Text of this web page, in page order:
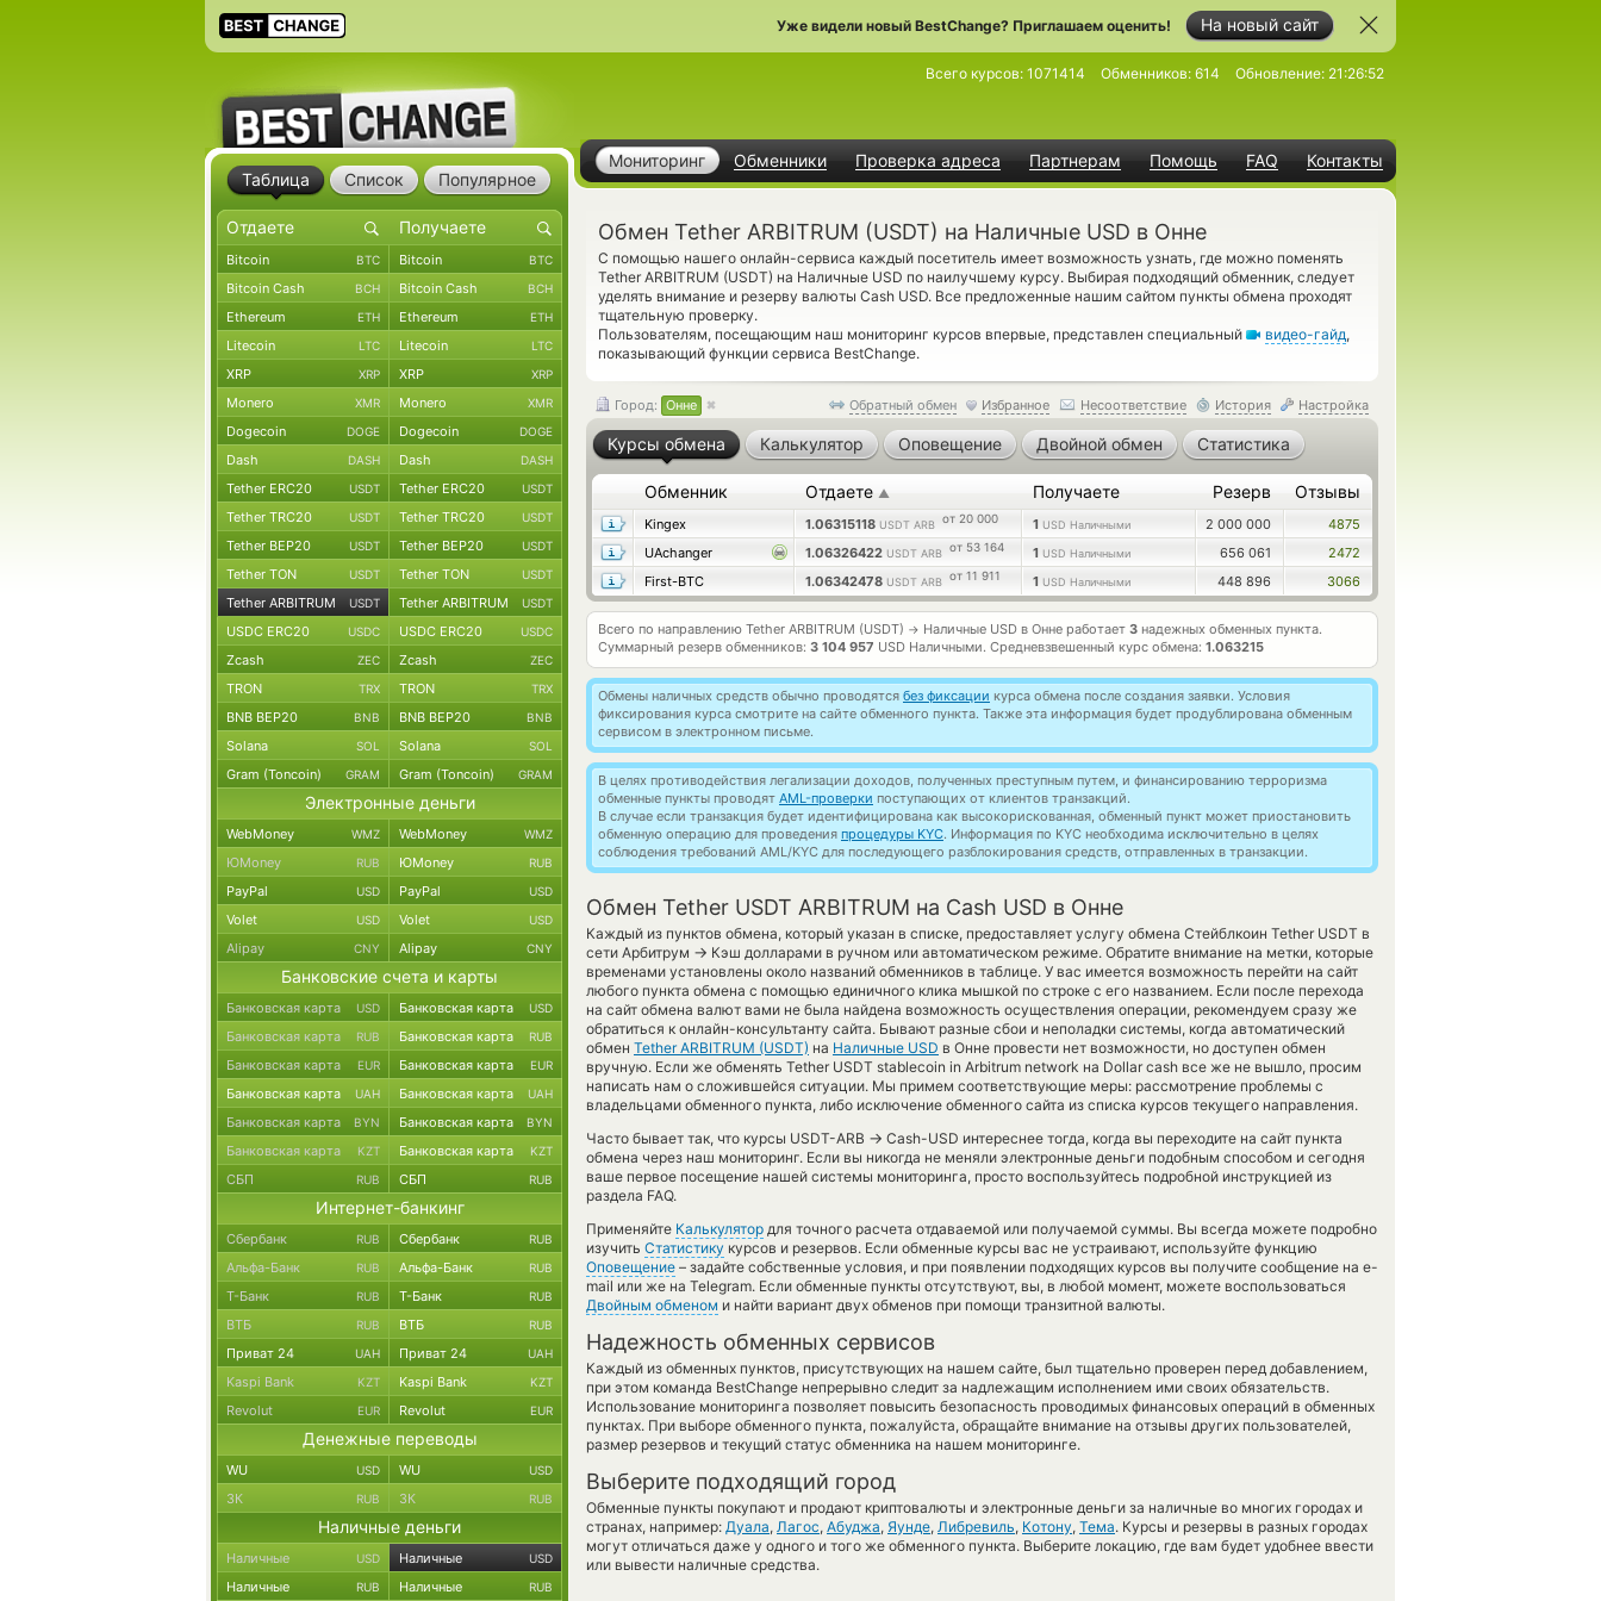
На новый сайт
Уже видели новый BestChange? Приглашаем оценить!
Мониторинг Обменники Проверка адреса Партнерам Помощь FAQ Контакты
Всего курсов: 1071414 Обменников: 614 Обновление: 21:26:52
Обмен Tether ARBITRUM (USDT) на Наличные USD в Онне
С помощью нашего онлайн-сервиса каждый посетитель имеет возможность узнать, где можно поменять
Tether ARBITRUM (USDT) на Наличные USD по наилучшему курсу. Выбирая подходящий обменник, следует
уделять внимание и резерву валюты Cash USD. Все предложенные нашим сайтом пункты обмена проходят
тщательную проверку.
Пользователям, посещающим наш мониторинг курсов впервые, представлен специальный
видео-гайд,
показывающий функции сервиса BestChange.
Обратный обмен Избранное Несоответствие История Настройка
Город: Онне
Курсы обмена Калькулятор Оповещение Двойной обмен Статистика
Обменник Отдаете ▲ Получаете Резерв Отзывы
Kingex 1.06315118 USDT ARB от 20 000 1 USD Наличными 2 000 000
4875
UAchanger
1.06326422 USDT ARB от 53 164 1 USD Наличными 656 061
2472
First-BTC
1.06342478 USDT ARB от 11 911 1 USD Наличными 448 896 3066
Всего по направлению Tether ARBITRUM (USDT) → Наличные USD в Онне работает 3 надежных обменных пункта.
Суммарный резерв обменников: 3 104 957 USD Наличными. Средневзвешенный курс обмена: 1.063215
Обмены наличных средств обычно проводятся без фиксации курса обмена после создания заявки. Условия
фиксирования курса смотрите на сайте обменного пункта. Также эта информация будет продублирована обменным
сервисом в электронном письме.
В целях противодействия легализации доходов, полученных преступным путем, и финансированию терроризма
обменные пункты проводят AML-проверки поступающих от клиентов транзакций.
В случае если транзакция будет идентифицирована как высокорискованная, обменный пункт может приостановить
обменную операцию для проведения процедуры KYC. Информация по KYC необходима исключительно в целях
соблюдения требований AML/KYC для последующего разблокирования средств, отправленных в транзакции.
Обмен Tether USDT ARBITRUM на Cash USD в Онне
Каждый из пунктов обмена, который указан в списке, предоставляет услугу обмена Стейблкоин Tether USDT в
сети Арбитрум → Кэш долларами в ручном или автоматическом режиме. Обратите внимание на метки, которые
временами установлены около названий обменников в таблице. У вас имеется возможность перейти на сайт
любого пункта обмена с помощью единичного клика мышкой по строке с его названием. Если после перехода
на сайт обмена валют вами не была найдена возможность осуществления операции, рекомендуем сразу же
обратиться к онлайн-консультанту сайта. Бывают разные сбои и неполадки системы, когда автоматический
обмен Tether ARBITRUM (USDT) на Наличные USD в Онне провести нет возможности, но доступен обмен
вручную. Если же обменять Tether USDT stablecoin in Arbitrum network на Dollar cash все же не вышло, просим
написать нам о сложившейся ситуации. Мы примем соответствующие меры: рассмотрение проблемы с
владельцами обменного пункта, либо исключение обменного сайта из списка курсов текущего направления.
Часто бывает так, что курсы USDT-ARB → Cash-USD интереснее тогда, когда вы переходите на сайт пункта
обмена через наш мониторинг. Если вы никогда не меняли электронные деньги подобным способом и сегодня
ваше первое посещение нашей системы мониторинга, просто воспользуйтесь подробной инструкцией из
раздела FAQ.
Применяйте Калькулятор для точного расчета отдаваемой или получаемой суммы. Вы всегда можете подробно
изучить Статистику курсов и резервов. Если обменные курсы вас не устраивают, используйте функцию
Оповещение – задайте собственные условия, и при появлении подходящих курсов вы получите сообщение на e-
mail или же на Telegram. Если обменные пункты отсутствуют, вы, в любой момент, можете воспользоваться
Двойным обменом и найти вариант двух обменов при помощи транзитной валюты.
Надежность обменных сервисов
Каждый из обменных пунктов, присутствующих на нашем сайте, был тщательно проверен перед добавлением,
при этом команда BestChange непрерывно следит за надлежащим исполнением ими своих обязательств.
Использование мониторинга позволяет повысить безопасность проводимых финансовых операций в обменных
пунктах. При выборе обменного пункта, пожалуйста, обращайте внимание на отзывы других пользователей,
размер резервов и текущий статус обменника на нашем мониторинге.
Выберите подходящий город
Обменные пункты покупают и продают криптовалюты и электронные деньги за наличные во многих городах и
странах, например: Дуала, Лагос, Абуджа, Яунде, Либревиль, Котону, Тема. Курсы и резервы в разных городах
могут отличаться даже у одного и того же обменного пункта. Выберите локацию, где вам будет удобнее ввести
или вывести наличные средства.
Таблица Список Популярное
Bitcoin BTC Bitcoin BTC
Bitcoin Cash BCH Bitcoin Cash BCH
Ethereum ETH Ethereum ETH
Litecoin LTC Litecoin LTC
XRP XRP XRP XRP
Monero XMR Monero XMR
Dogecoin DOGE Dogecoin DOGE
Dash DASH Dash DASH
Tether ERC20 USDT Tether ERC20 USDT
Tether TRC20 USDT Tether TRC20 USDT
Tether BEP20 USDT Tether BEP20 USDT
Tether TON USDT Tether TON USDT
Tether ARBITRUM USDT Tether ARBITRUM USDT
USDC ERC20 USDC USDC ERC20 USDC
Zcash ZEC Zcash ZEC
TRON TRX TRON TRX
BNB BEP20 BNB BNB BEP20 BNB
Solana SOL Solana SOL
Gram (Toncoin) GRAM Gram (Toncoin) GRAM
Электронные деньги
WebMoney WMZ WebMoney WMZ
ЮMoney RUB ЮMoney RUB
PayPal USD PayPal USD
Volet USD Volet USD
Alipay CNY Alipay CNY
Банковские счета и карты
Банковская карта USD Банковская карта USD
Банковская карта RUB Банковская карта RUB
Банковская карта EUR Банковская карта EUR
Банковская карта UAH Банковская карта UAH
Банковская карта BYN Банковская карта BYN
Банковская карта KZT Банковская карта KZT
СБП RUB СБП RUB
Интернет-банкинг
Сбербанк RUB Сбербанк RUB
Альфа-Банк RUB Альфа-Банк RUB
Т-Банк RUB Т-Банк RUB
ВТБ RUB ВТБ RUB
Приват 24 UAH Приват 24 UAH
Kaspi Bank KZT Kaspi Bank KZT
Revolut EUR Revolut EUR
Денежные переводы
WU USD WU USD
ЗК RUB ЗК RUB
Наличные деньги
Наличные USD Наличные USD
Наличные RUB Наличные RUB